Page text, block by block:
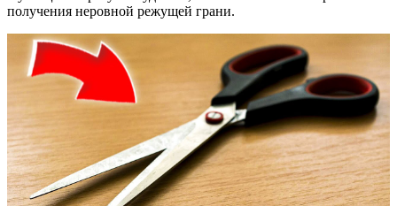
получения неровной режущей грани.